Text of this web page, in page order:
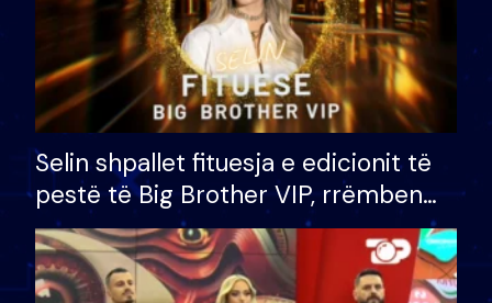
Selin shpallet fituesja e edicionit të
pestë të Big Brother VIP, rrëmben
çmimin e madh prej 100 mijë eurosh